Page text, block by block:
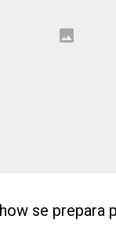
se prepara